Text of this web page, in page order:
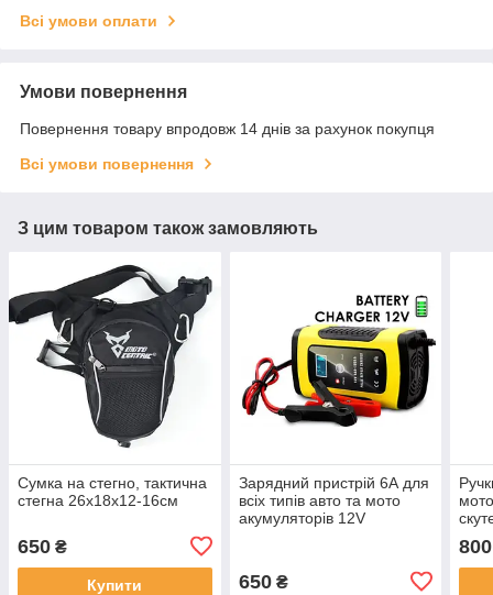
Всі умови оплати
Умови повернення
Повернення товару впродовж 14 днів за рахунок покупця
Всі умови повернення
З цим товаром також замовляють
Сумка на стегно, тактична
стегна 26х18х12-16см
650 ₴
Купити
Зарядний пристрій 6А для
всіх типів авто та мото
акумуляторів 12V
650₴
800